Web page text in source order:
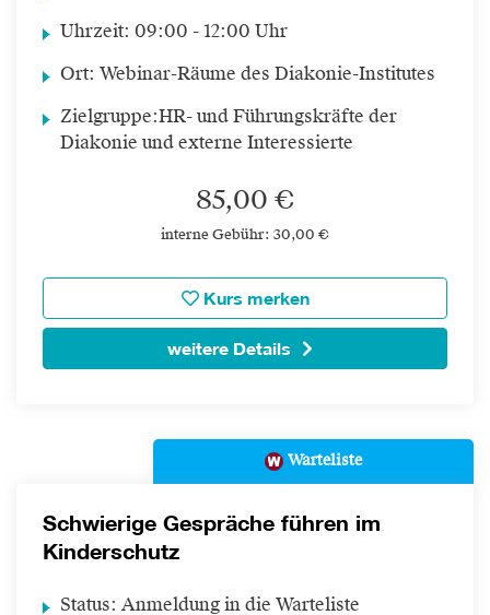
Uhrzeit: 09:00 - 12:00 Uhr
Ort: Webinar-Räume des Diakonie-Institutes
Zielgruppe:HR- und Führungskräfte der
Diakonie und externe Interessierte
85,00 €
interne Gebühr: 30,00 €
Kurs merken
weitere Details
Warteliste
Schwierige Gespräche führen im
Kinderschutz
Status: Anmeldung in die Warteliste